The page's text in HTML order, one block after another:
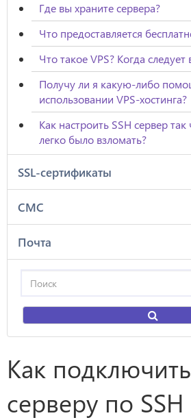
Где вы храните сервера?
Что предоставляется
Что такое VPS? Когда следует
Получу ли я какую-либо
использовании VPS-хостинга?
Как настроить SSH сервер
легко было взломать?
SSL-сертификаты
СМС
Почта
Как
серверу по SSH